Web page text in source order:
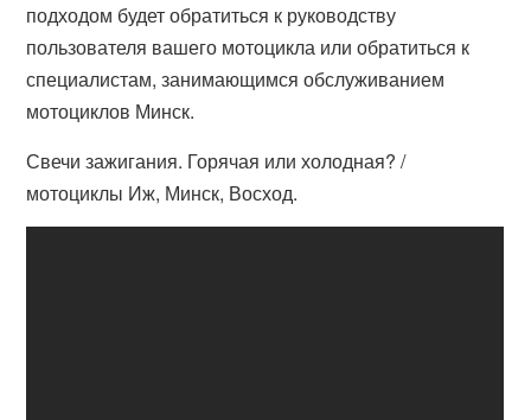
подходом будет обратиться к руководству
пользователя вашего мотоцикла или обратиться к
специалистам, занимающимся обслуживанием
мотоциклов Минск.
Свечи зажигания. Горячая или холодная? /
мотоциклы Иж, Минск, Восход.